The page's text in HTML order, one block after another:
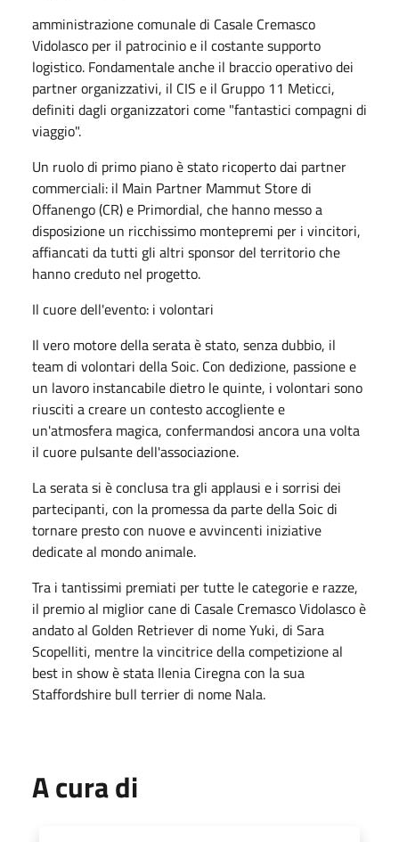
amministrazione comunale di Casale Cremasco
Vidolasco per il patrocinio e il costante supporto
logistico. Fondamentale anche il braccio operativo dei
partner organizzativi, il CIS e il Gruppo 11 Meticci,
definiti dagli organizzatori come "fantastici compagni di
viaggio".
​Un ruolo di primo piano è stato ricoperto dai partner
commerciali: il Main Partner Mammut Store di
Offanengo (CR) e Primordial, che hanno messo a
disposizione un ricchissimo montepremi per i vincitori,
affiancati da tutti gli altri sponsor del territorio che
hanno creduto nel progetto.
​Il cuore dell'evento: i volontari
​Il vero motore della serata è stato, senza dubbio, il
team di volontari della Soic. Con dedizione, passione e
un lavoro instancabile dietro le quinte, i volontari sono
riusciti a creare un contesto accogliente e
un'atmosfera magica, confermandosi ancora una volta
il cuore pulsante dell'associazione.
​La serata si è conclusa tra gli applausi e i sorrisi dei
partecipanti, con la promessa da parte della Soic di
tornare presto con nuove e avvincenti iniziative
dedicate al mondo animale.
Tra i tantissimi premiati per tutte le categorie e razze,
il premio al miglior cane di Casale Cremasco Vidolasco è
andato al Golden Retriever di nome Yuki, di Sara
Scopelliti, mentre la vincitrice della competizione al
best in show è stata Ilenia Ciregna con la sua
Staffordshire bull terrier di nome Nala.
A cura di